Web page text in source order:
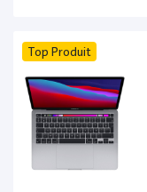
Top Produit